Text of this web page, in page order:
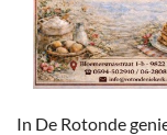
In De Rotonde